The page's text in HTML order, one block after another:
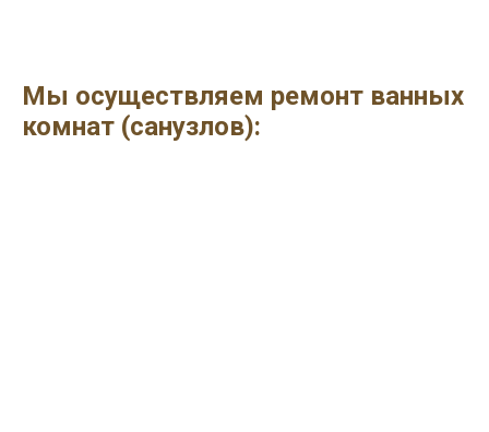
Мы осуществляем ремонт ванных
комнат (санузлов):